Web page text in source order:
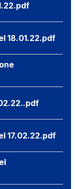
18.01.22.pdf
17.02.22.pdf